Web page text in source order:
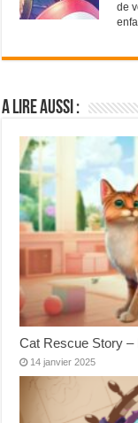
de
A lire aussi :
Cat Rescue Story
14 janvier 2025